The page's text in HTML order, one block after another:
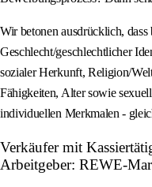
Wir betonen ausdrücklich,
Geschlecht/geschlechtlicher
sozialer Herkunft, Religion/
Fähigkeiten, Alter sowie
individuellen Merkmalen -
Verkäufer mit
Arbeitgeber: REWE-